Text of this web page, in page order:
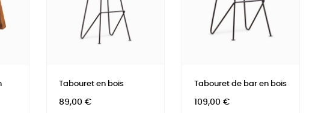
Tabouret en bois
Prix
89,00 €
Tabouret de bar en bois
Prix
109,00 €